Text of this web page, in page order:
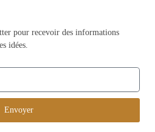
pour recevoir des informations
idées.
Envoyer